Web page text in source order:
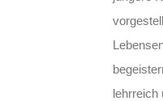
lehrreich